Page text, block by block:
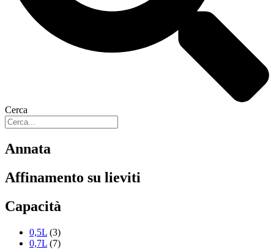
Cerca
Annata
Affinamento su lieviti
Capacità
0,5L (3)
0,7L (7)